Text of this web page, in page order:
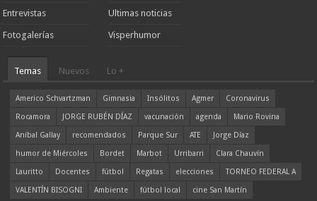
Entrevistas
Fotogalerías
Ultimas noticias
Visperhumor
Temas Nuevos Lo +
Americo Schvartzman Gimnasia Insólitos Agmer
Coronavirus
Rocamora
JORGE RUBÉN DÍAZ vacunación agenda
Mario Rovina
Aníbal Gallay
recomendados Parque Sur ATE
Jorge Díaz
humor de Miércoles
Bordet Marbot Urribarri
Clara Chauvín
Lauritto
Docentes fútbol Regatas elecciones
TORNEO FEDERAL A
VALENTÍN BISOGNI
Ambiente fútbol local cine San Martín